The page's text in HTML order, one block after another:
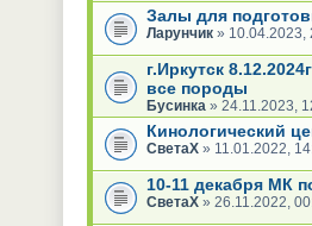
Залы для
Ларунчик» 10.04.2023,
г.Иркутск
все породы
Бусинка » 24.11.2023,
Кинологический
СветаХ» 11.01.2022,
10-11 декабря МК
СветаХ» 26.11.2022,